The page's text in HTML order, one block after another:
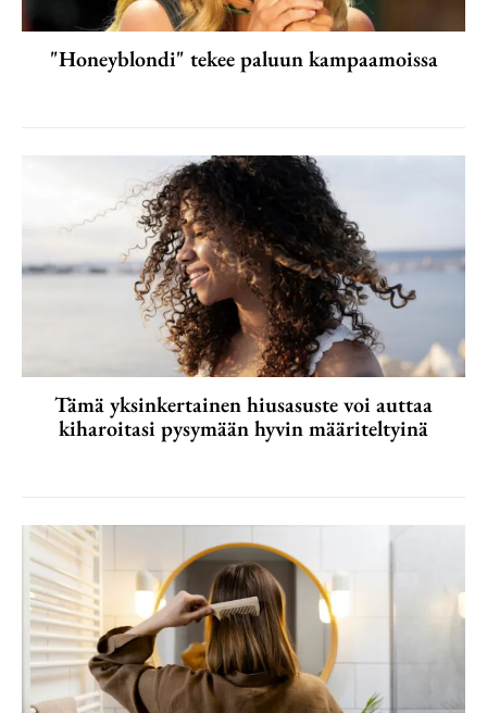
"Honeyblondi" tekee paluun kampaamoissa
Tämä yksinkertainen hiusasuste voi auttaa
kiharoitasi pysymään hyvin määriteltyinä